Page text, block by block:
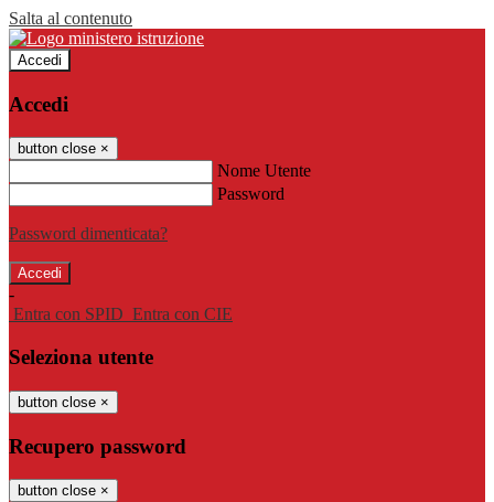
Salta al contenuto
Accedi
Accedi
button close ×
Nome Utente
Password
Password dimenticata?
-
Entra con SPID Entra con CIE
Seleziona utente
button close ×
Recupero password
button close ×